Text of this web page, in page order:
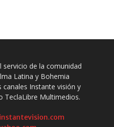
de la comunidad
Latina y Bohemia
Instante visión y
TeclaLibre Multimedios.